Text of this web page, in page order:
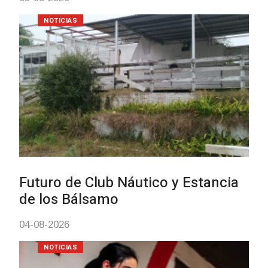
Turismo accesible para personas
mayores
03-08-2026